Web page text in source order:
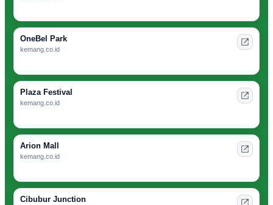
OneBel Park
kemang.co.id
Plaza Festival
kemang.co.id
Arion Mall
kemang.co.id
Cibubur Junction